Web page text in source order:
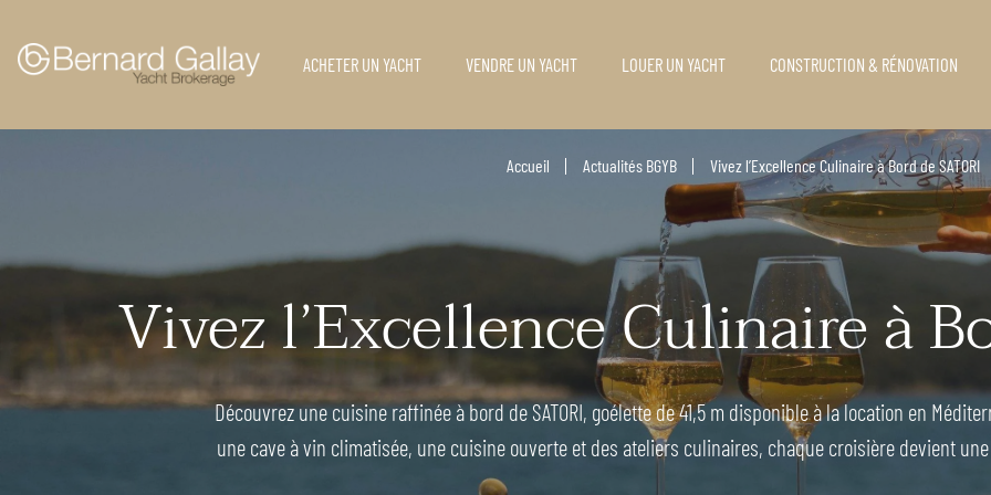
ACHETER UN YACHT VENDRE UN YACHT LOUER UN YACHT CONSTRUCTION & RÉNOVATION
Accueil Actualités BGYB Vivez l’Excellence Culinaire à Bord de SATORI
Vivez l’Excellence Culinaire à
Découvrez une cuisine raffinée à bord de SATORI, goélette de 41,5 m disponible à la location en
une cave à vin climatisée, une cuisine ouverte et des ateliers culinaires, chaque croisière devient